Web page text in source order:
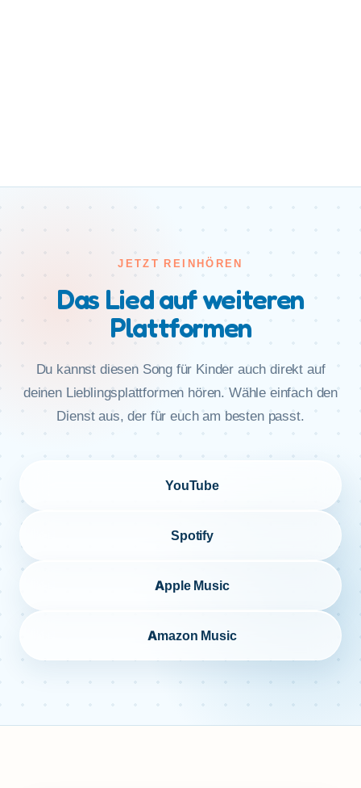
JETZT REINHÖREN
Das Lied auf weiteren
Plattformen
Du kannst diesen Song für Kinder auch direkt auf
deinen Lieblingsplattformen hören. Wähle einfach den
Dienst aus, der für euch am besten passt.
YouTube
Spotify
Apple Music
Amazon Music